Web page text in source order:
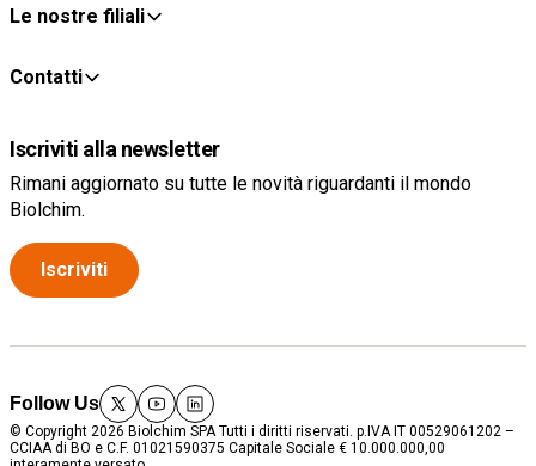
Le nostre filiali
Contatti
Iscriviti alla newsletter
Rimani aggiornato su tutte le novità riguardanti il mondo
Biolchim.
Iscriviti
Follow Us
twitteryoutube
linkedin
© Copyright 2026 Biolchim SPA Tutti i diritti riservati. p.IVA IT 00529061202 –
CCIAA di BO e C.F. 01021590375 Capitale Sociale € 10.000.000,00